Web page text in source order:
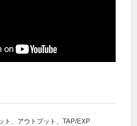
ト、アウトプット、TAP/EXP